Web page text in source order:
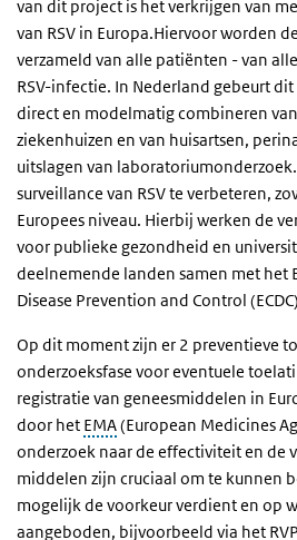
van dit project is het verkrijgen van
van RSV in Europa.Hiervoor worden
verzameld van alle patiënten - van
RSV-infectie. In Nederland gebeurt
direct en modelmatig combineren
ziekenhuizen en van huisartsen,
uitslagen van
surveillance van RSV te verbeteren,
Europees niveau. Hierbij werken de
voor publieke gezondheid en
deelnemende landen samen met het
Disease Prevention and Control
Op dit moment zijn er 2 preventieve
onderzoeksfase voor eventuele
registratie van geneesmiddelen in
door het EMA(European Medicines
onderzoek naar de effectiviteit en de
middelen zijn cruciaal om te kunnen
mogelijk de voorkeur verdient en op
aangeboden, bijvoorbeeld via het RVP